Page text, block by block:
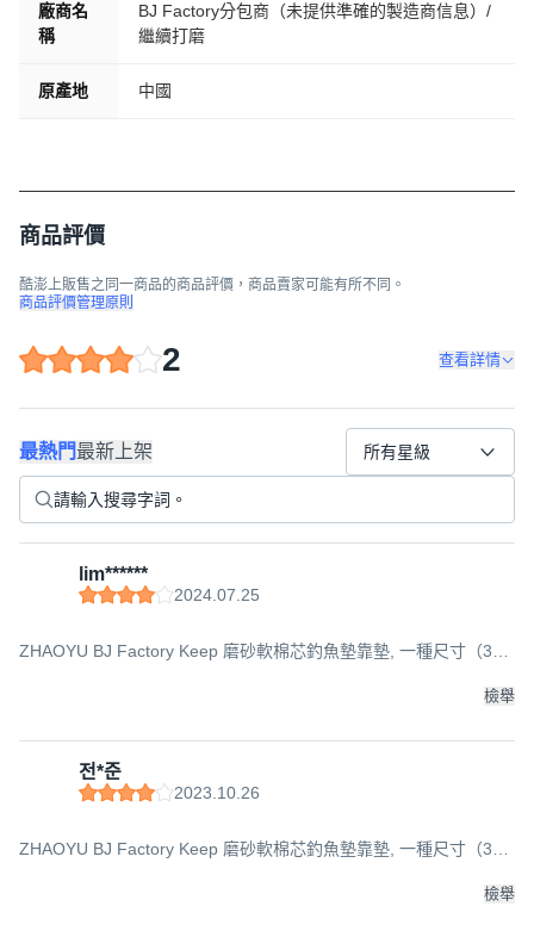
廠商名
稱
BJ Factory分包商（未提供準確的製造商信息）/
繼續打磨
原產地 中國
商品評價
酷澎上販售之同一商品的商品評價，商品賣家可能有所不同。
商品評價管理原則
2 查看詳情
最熱門最新上架 所有星級
lim******
2024.07.25
ZHAOYU BJ Factory Keep 磨砂軟棉芯釣魚墊靠墊, 一種尺寸（30 x
檢舉
전*준
2023.10.26
ZHAOYU BJ Factory Keep 磨砂軟棉芯釣魚墊靠墊, 一種尺寸（30 x
檢舉